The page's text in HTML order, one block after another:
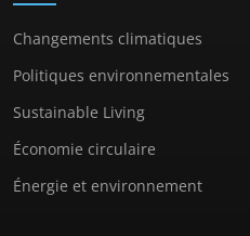
Changements climatiques
Politiques environnementales
Sustainable Living
Économie circulaire
Énergie et environnement